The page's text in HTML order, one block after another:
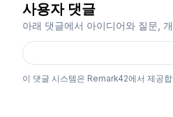
사용자 댓글
아래 댓글에서 아이디어와 질문,
이 댓글 시스템은 Remark42에서 제공